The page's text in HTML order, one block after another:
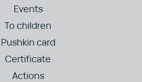
Events
To children
Pushkin card
Certificate
Actions